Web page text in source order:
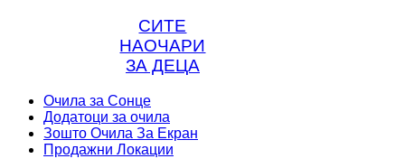
СИТЕ
НАОЧАРИ
ЗА ДЕЦА
Очила за Сонце
Додатоци за очила
Зошто Очила За Екран
Продажни Локации